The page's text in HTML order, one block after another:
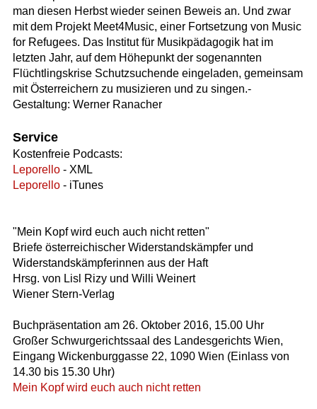
man diesen Herbst wieder seinen Beweis an. Und zwar
mit dem Projekt Meet4Music, einer Fortsetzung von Music
for Refugees. Das Institut für Musikpädagogik hat im
letzten Jahr, auf dem Höhepunkt der sogenannten
Flüchtlingskrise Schutzsuchende eingeladen, gemeinsam
mit Österreichern zu musizieren und zu singen.-
Gestaltung: Werner Ranacher
Service
Kostenfreie Podcasts:
Leporello- XML
Leporello- iTunes
"Mein Kopf wird euch auch nicht retten"
Briefe österreichischer Widerstandskämpfer und
Widerstandskämpferinnen aus der Haft
Hrsg. von Lisl Rizy und Willi Weinert
Wiener Stern-Verlag
Buchpräsentation am 26. Oktober 2016, 15.00 Uhr
Großer Schwurgerichtssaal des Landesgerichts Wien,
Eingang Wickenburggasse 22, 1090 Wien (Einlass von
14.30 bis 15.30 Uhr)
Mein Kopf wird euch auch nicht retten